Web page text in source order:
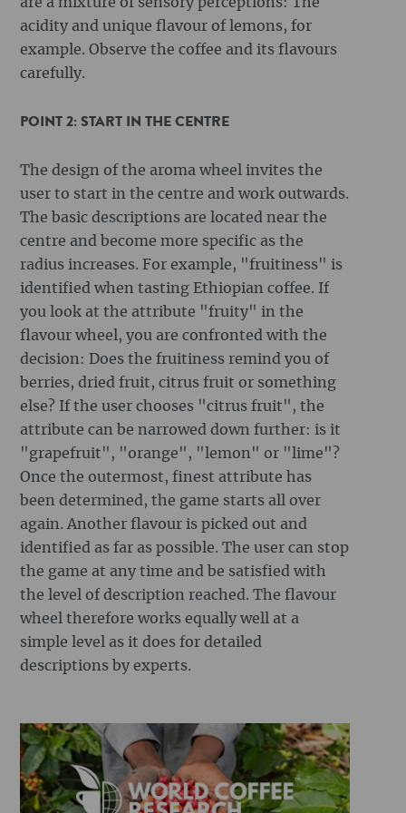
are a mixture of sensory perceptions: The
acidity and unique flavour of lemons, for
example. Observe the coffee and its flavours
carefully.
POINT 2: START IN THE CENTRE
The design of the aroma wheel invites the
user to start in the centre and work outwards.
The basic descriptions are located near the
centre and become more specific as the
radius increases. For example, "fruitiness" is
identified when tasting Ethiopian coffee. If
you look at the attribute "fruity" in the
flavour wheel, you are confronted with the
decision: Does the fruitiness remind you of
berries, dried fruit, citrus fruit or something
else? If the user chooses "citrus fruit", the
attribute can be narrowed down further: is it
"grapefruit", "orange", "lemon" or "lime"?
Once the outermost, finest attribute has
been determined, the game starts all over
again. Another flavour is picked out and
identified as far as possible. The user can stop
the game at any time and be satisfied with
the level of description reached. The flavour
wheel therefore works equally well at a
simple level as it does for detailed
descriptions by experts.